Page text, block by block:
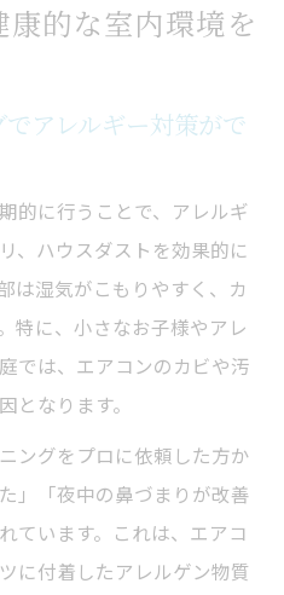
的な室内環境を
アレルギー対策がで
的に行うことで、アレルギ
、ハウスダストを効果的に
は湿気がこもりやすく、カ
特に、小さなお子様やアレ
では、エアコンのカビや汚
となります。
ングをプロに依頼した方か
」「夜中の鼻づまりが改善
ています。これは、エアコ
に付着したアレルゲン物質